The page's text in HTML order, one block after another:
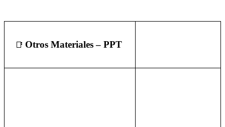
📑 Otros Materiales – PPT